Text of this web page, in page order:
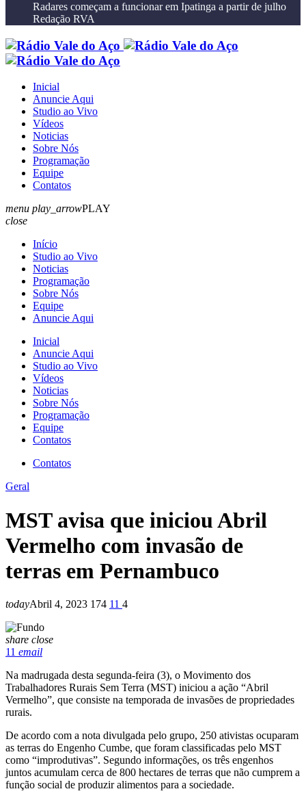
Radares começam a funcionar em Ipatinga a partir de julho
Redação RVA
Inicial
Anuncie Aqui
Studio ao Vivo
Vídeos
Noticias
Sobre Nós
Programação
Equipe
Contatos
menu play_arrowPLAY
close
Início
Studio ao Vivo
Noticias
Programação
Sobre Nós
Equipe
Anuncie Aqui
Inicial
Anuncie Aqui
Studio ao Vivo
Vídeos
Noticias
Sobre Nós
Programação
Equipe
Contatos
Contatos
Geral
MST avisa que iniciou Abril
Vermelho com invasão de
terras em Pernambuco
todayAbril 4, 2023 174 11 4
share close
11 email
Na madrugada desta segunda-feira (3), o Movimento dos
Trabalhadores Rurais Sem Terra (MST) iniciou a ação “Abril
Vermelho”, que consiste na temporada de invasões de propriedades
rurais.
De acordo com a nota divulgada pelo grupo, 250 ativistas ocuparam
as terras do Engenho Cumbe, que foram classificadas pelo MST
como “improdutivas”. Segundo informações, os três engenhos
juntos acumulam cerca de 800 hectares de terras que não cumprem a
função social de produzir alimentos para a sociedade.